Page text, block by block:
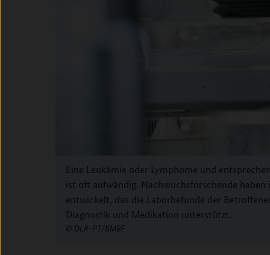
Eine Leukämie oder Lymphome und
ist oft aufwändig. Nachwuchsforschende haben
entwickelt, das die Laborbefunde der
Diagnostik und Medikation unterstützt.
DLR-PT/BMBF